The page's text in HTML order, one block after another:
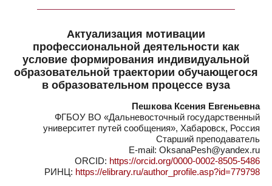
Актуализация мотивации
профессиональной деятельности как
условие формирования индивидуальной
образовательной траектории обучающегося
в образовательном процессе вуза
Пешкова Ксения Евгеньевна
ФГБОУ ВО «Дальневосточный государственный
университет путей сообщения», Хабаровск, Россия
Старший преподаватель
E-mail: OksanaPesh@yandex.ru
ORCID: https://orcid.org/0000-0002-8505-5486
РИНЦ: https://elibrary.ru/author_profile.asp?id=779798